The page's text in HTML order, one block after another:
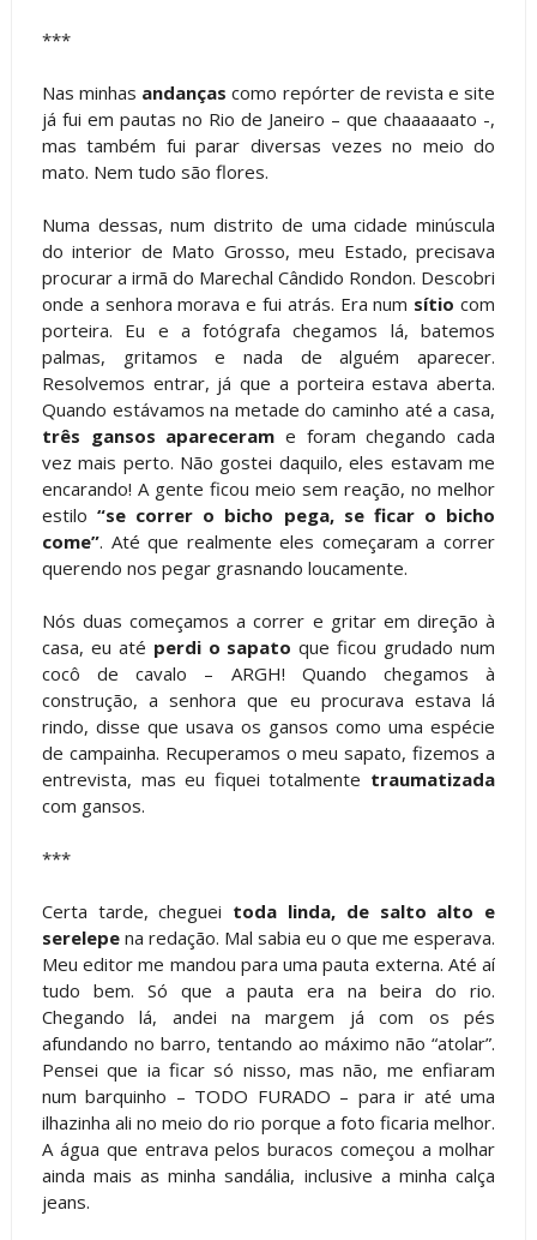
***
Nas minhas andançascomo repórter de revista e site
já fui em pautas no Rio de Janeiro – que chaaaaaato -,
mas também fui parar diversas vezes no meio do
mato. Nem tudo são flores.
Numa dessas, num distrito de uma cidade minúscula
do interior de Mato Grosso, meu Estado, precisava
procurar a irmã do Marechal Cândido Rondon. Descobri
onde a senhora morava e fui atrás. Era num sítiocom
porteira. Eu e a fotógrafa chegamos lá, batemos
palmas, gritamos e nada de alguém aparecer.
Resolvemos entrar, já que a porteira estava aberta.
Quando estávamos na metade do caminho até a casa,
três gansos apareceram e foram chegando cada
vez mais perto. Não gostei daquilo, eles estavam me
encarando! A gente ficou meio sem reação, no melhor
estilo“se correr o bicho pega, se ficar o bicho
come”. Até que realmente eles começaram a correr
querendo nos pegar grasnando loucamente.
Nós duas começamos a correr e gritar em direção à
casa, eu até perdi o sapato que ficou grudado num
cocô de cavalo – ARGH! Quando chegamos à
construção, a senhora que eu procurava estava lá
rindo, disse que usava os gansos como uma espécie
de campainha. Recuperamos o meu sapato, fizemos a
entrevista, mas eu fiquei totalmente traumatizada
com gansos.
***
Certa tarde, cheguei toda linda, de salto alto e
serelepena redação. Mal sabia eu o que me esperava.
Meu editor me mandou para uma pauta externa. Até aí
tudo bem. Só que a pauta era na beira do rio.
Chegando lá, andei na margem já com os pés
afundando no barro, tentando ao máximo não “atolar”.
Pensei que ia ficar só nisso, mas não, me enfiaram
num barquinho – TODO FURADO – para ir até uma
ilhazinha ali no meio do rio porque a foto ficaria melhor.
A água que entrava pelos buracos começou a molhar
ainda mais as minha sandália, inclusive a minha calça
jeans.